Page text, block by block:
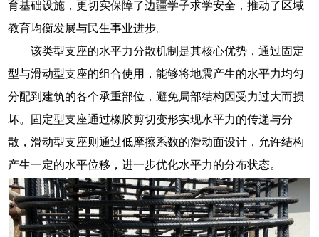
育基础设施，更切实保障了边疆学子求学安全，推动了区域
教育均衡发展与民生事业进步。
该类型支座的水平力分散机制是其核心优势，通过固定
型与滑动型支座的组合使用，能够将地震产生的水平力均匀
分配到建筑的各个承重部位，避免局部结构因受力过大而损
坏。固定型支座通过橡胶剪切变形实现水平力的传递与分
散，滑动型支座则通过低摩擦系数的滑动面设计，允许结构
产生一定的水平位移，进一步优化水平力的分布状态。